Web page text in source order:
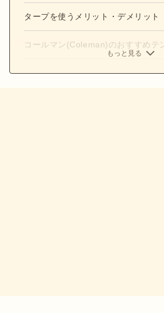
タープを使うメリット・デメリット
コールマン(Coleman)のおすすめテ
もっと見る